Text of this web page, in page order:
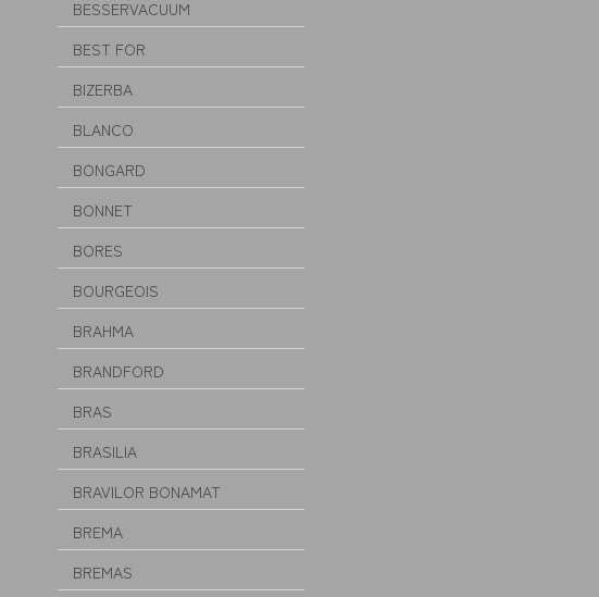
BESSERVACUUM
BEST FOR
BIZERBA
BLANCO
BONGARD
BONNET
BORES
BOURGEOIS
BRAHMA
BRANDFORD
BRAS
BRASILIA
BRAVILOR BONAMAT
BREMA
BREMAS